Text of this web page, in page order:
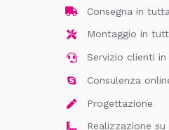
Consegna in
Montaggio in
Servizio clienti
Consulenza
Progettazione
Realizzazione su